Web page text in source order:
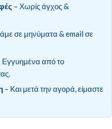
– Χωρίς άγχος &
σε μηνύματα & email σε
Εγγυημένα από το
– Και μετά την αγορά, είμαστε